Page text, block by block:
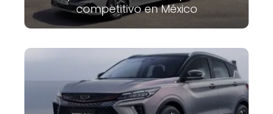
competitivo en México